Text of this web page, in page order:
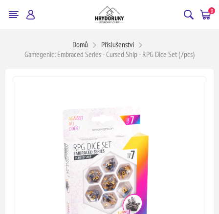
0
Domů
Příslušenství
Gamegenic: Embraced Series - Cursed Ship - RPG Dice Set (7pcs)